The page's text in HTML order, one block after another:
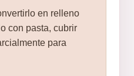
en relleno
con pasta, cubrir
para